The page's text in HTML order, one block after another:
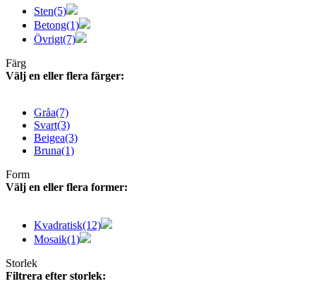
Sten(5)
Betong(1)
Övrigt(7)
Färg
Välj en eller flera färger:
Gråa(7)
Svart(3)
Beigea(3)
Bruna(1)
Form
Välj en eller flera former:
Kvadratisk(12)
Mosaik(1)
Storlek
Filtrera efter storlek: